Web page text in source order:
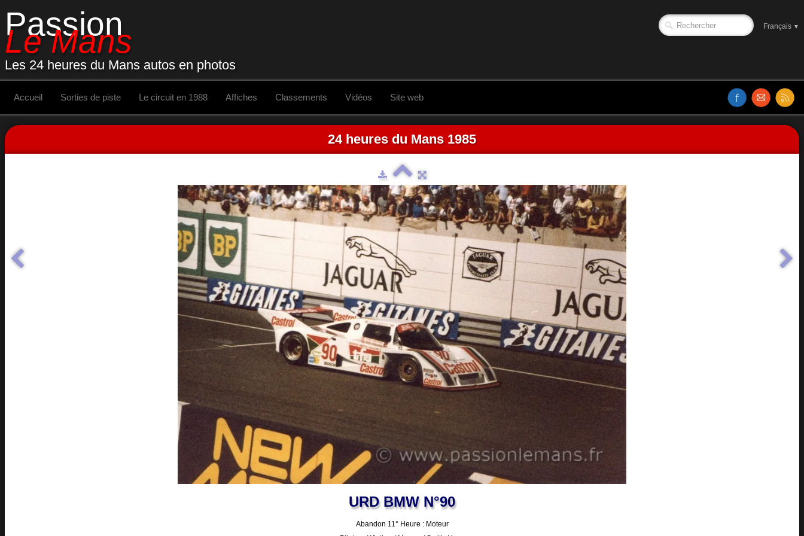
Passion
Le Mans
Les 24 heures du Mans autos en photos
Français ▼
Accueil Sorties de piste Le circuit en 1988 Affiches Classements Vidéos Site web
24 heures du Mans 1985
URD BMW N°90
Abandon 11° Heure : Moteur